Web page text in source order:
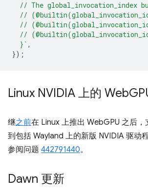
// The global_invocation_index
//
//
//
  }`
,
});
Linux NVIDIA 上的 Web
继之前在 Linux 上推出 WebGPU 之后
到包括 Wayland 上的新版 NVIDIA 驱动
参阅问题 442791440。
Dawn 更新